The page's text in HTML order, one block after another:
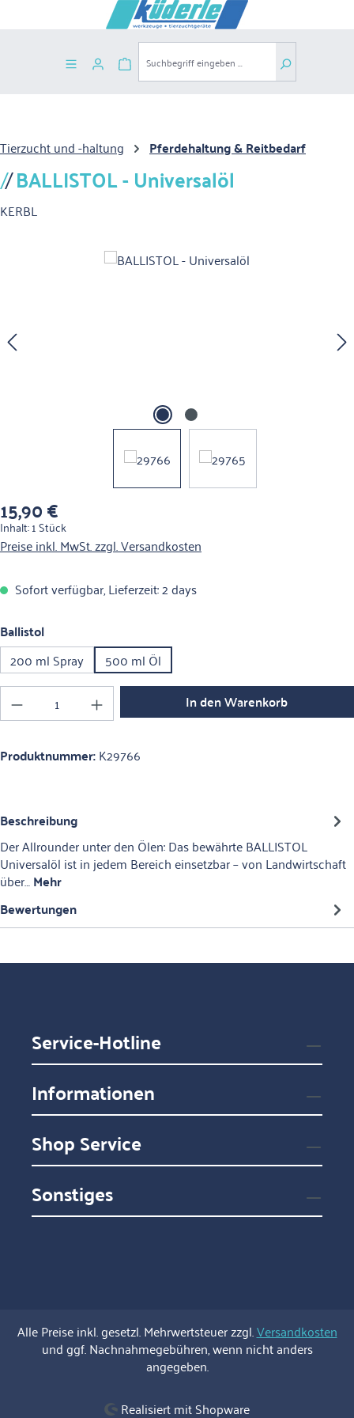
Zum Hauptinhalt springen
Warenkorb enthält 0 Positionen. Der
Tierzucht und -haltung Pferdehaltung & Reitbedarf
BALLISTOL - Universalöl
KERBL
Bildergalerie überspringen
Regulärer Preis:
15,90 €
Inhalt:1 Stück
Preise inkl. MwSt. zzgl. Versandkosten
Sofort verfügbar, Lieferzeit: 2 days
Ballistolauswählen
200 ml Spray 500 ml Öl
Produkt Anzahl: Gib den gewünschten Wert
In den Warenkorb
Produktnummer:K29766
Beschreibung
Der Allrounder unter den Ölen: Das bewährte BALLISTOL
Universalöl ist in jedem Bereich einsetzbar – von Landwirtschaft
über…Mehr
Bewertungen
Service-Hotline
Informationen
Shop Service
Sonstiges
Alle Preise inkl. gesetzl. Mehrwertsteuer zzgl.Versandkosten
und ggf. Nachnahmegebühren, wenn nicht anders
angegeben.
Realisiert mit Shopware